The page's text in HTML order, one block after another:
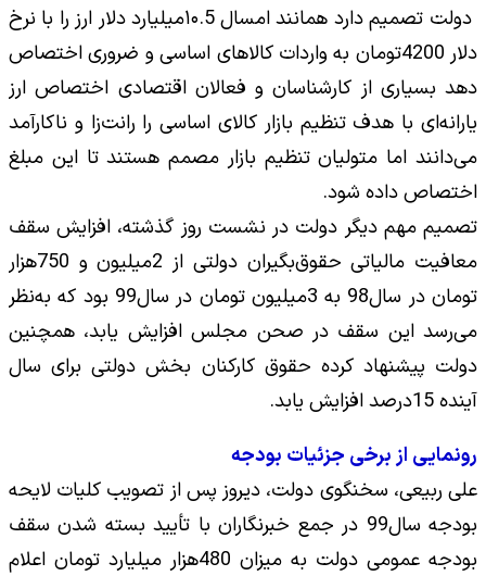
دولت تصمیم دارد همانند امسال ۱۰.5میلیارد دلار ارز را با نرخ
دلار 4200تومان به واردات کالاهای اساسی و ضروری اختصاص
دهد بسیاری از کارشناسان و فعالان اقتصادی اختصاص ارز
یارانه‌ای با هدف تنظیم بازار کالای اساسی را رانت‌زا و ناکارآمد
می‌دانند اما متولیان تنظیم بازار مصمم هستند تا این مبلغ
اختصاص داده شود.
تصمیم مهم دیگر دولت در نشست روز گذشته، افزایش سقف
معافیت مالیاتی حقوق‌بگیران دولتی از 2میلیون و 750هزار
تومان در سال98 به 3میلیون تومان در سال99 بود که به‌نظر
می‌رسد این سقف در صحن مجلس افزایش یابد، همچنین
دولت پیشنهاد کرده حقوق کارکنان بخش دولتی برای سال
آینده 15درصد افزایش یابد.
رونمایی از برخی جزئیات بودجه
علی ربیعی، سخنگوی دولت، دیروز پس از تصویب کلیات لایحه
بودجه سال99 در جمع خبرنگاران با تأیید بسته شدن سقف
بودجه عمومی دولت به میزان 480هزار میلیارد تومان اعلام